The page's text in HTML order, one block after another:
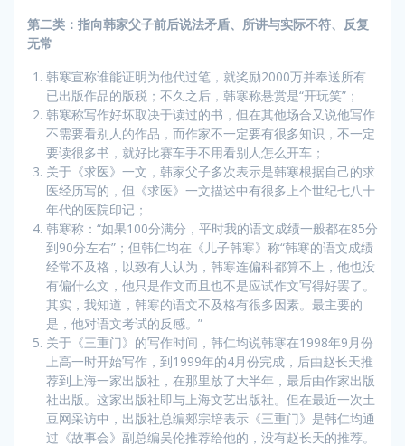
第二类：指向韩家父子前后说法矛盾、所讲与实际不符、反复
无常
韩寒宣称谁能证明为他代过笔，就奖励2000万并奉送所有
已出版作品的版税；不久之后，韩寒称悬赏是“开玩笑”；
韩寒称写作好坏取决于读过的书，但在其他场合又说他写作
不需要看别人的作品，而作家不一定要有很多知识，不一定
要读很多书，就好比赛车手不用看别人怎么开车；
关于《求医》一文，韩家父子多次表示是韩寒根据自己的求
医经历写的，但《求医》一文描述中有很多上个世纪七八十
年代的医院印记；
韩寒称：“如果100分满分，平时我的语文成绩一般都在85分
到90分左右”；但韩仁均在《儿子韩寒》称“韩寒的语文成绩
经常不及格，以致有人认为，韩寒连偏科都算不上，他也没
有偏什么文，他只是作文而且也不是应试作文写得好罢了。
其实，我知道，韩寒的语文不及格有很多因素。最主要的
是，他对语文考试的反感。”
关于《三重门》的写作时间，韩仁均说韩寒在1998年9月份
上高一时开始写作，到1999年的4月份完成，后由赵长天推
荐到上海一家出版社，在那里放了大半年，最后由作家出版
社出版。这家出版社即与上海文艺出版社。但在最近一次土
豆网采访中，出版社总编郏宗培表示《三重门》是韩仁均通
过《故事会》副总编吴伦推荐给他的，没有赵长天的推荐。